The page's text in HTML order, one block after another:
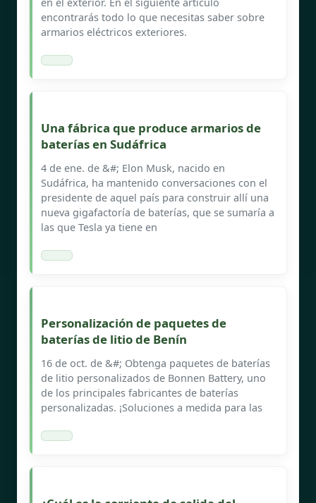
encontrarás todo lo que necesitas saber sobre
armarios eléctricos exteriores.
Una fábrica que produce armarios de
baterías en Sudáfrica
4 de ene. de &#; Elon Musk, nacido en
Sudáfrica, ha mantenido conversaciones con el
presidente de aquel país para construir allí una
nueva gigafactoría de baterías, que se sumaría a
las que Tesla ya tiene en
Personalización de paquetes de
baterías de litio de Benín
16 de oct. de &#; Obtenga paquetes de baterías
de litio personalizados de Bonnen Battery, uno
de los principales fabricantes de baterías
personalizadas. ¡Soluciones a medida para las